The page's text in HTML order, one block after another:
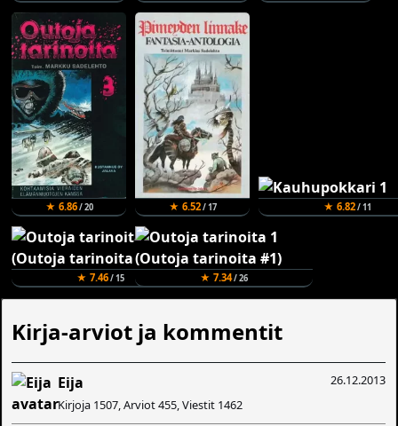
★ 6.86/ 20 ★ 6.52/ 17 ★ 6.82/ 11
★ 7.46/ 15 ★ 7.34/ 26
Kirja-arviot ja kommentit
26.12.2013
Eija
Kirjoja 1507, Arviot 455, Viestit 1462